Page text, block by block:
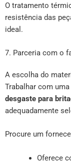
O tratamento
resistência das
ideal.
7. Parceria com o
A escolha do
Trabalhar com
desgaste para
adequadamente
Procure um
Oferece